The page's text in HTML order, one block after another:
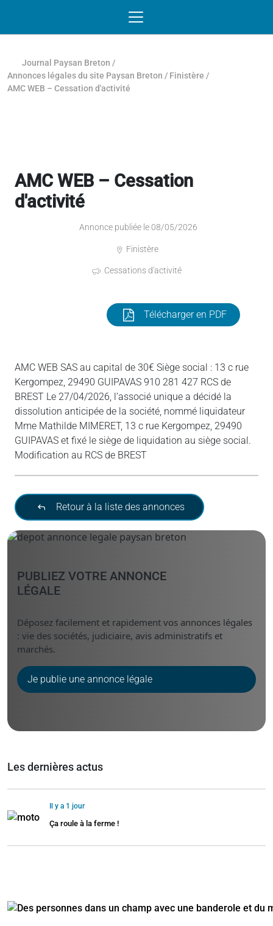
Journal Paysan Breton /
Annonces légales du site Paysan Breton / Finistère /
AMC WEB – Cessation d'activité
AMC WEB – Cessation
d'activité
Annonce publiée le 08/05/2026
Finistère
Cessations d'activité
Télécharger en PDF
AMC WEB SAS au capital de 30€ Siège social : 13 c rue
Kergompez, 29490 GUIPAVAS 910 281 427 RCS de
BREST Le 27/04/2026, l’associé unique a décidé la
dissolution anticipée de la société, nommé liquidateur
Mme Mathilde MIMERET, 13 c rue Kergompez, 29490
GUIPAVAS et fixé le siège de liquidation au siège social.
Modification au RCS de BREST
Retour à la liste des annonces
PUBLIEZ VOTRE ANNONCE
LÉGALE
Déposez facilement et rapidement vos annonces légales
: vie des sociétés, judiciaire, avis administratifs et
marchés.
Je publie une annonce légale
Les dernières actus
Il y a 1 jour
Ça roule à la ferme !